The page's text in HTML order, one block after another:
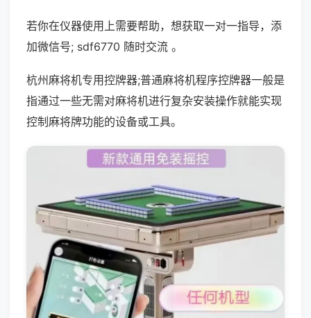
若你在仪器使用上需要帮助，想获取一对一指导，添
加微信号; sdf6770 随时交流 。
杭州麻将机专用控牌器;普通麻将机程序控牌器一般是
指通过一些无需对麻将机进行复杂安装操作就能实现
控制麻将牌功能的设备或工具。